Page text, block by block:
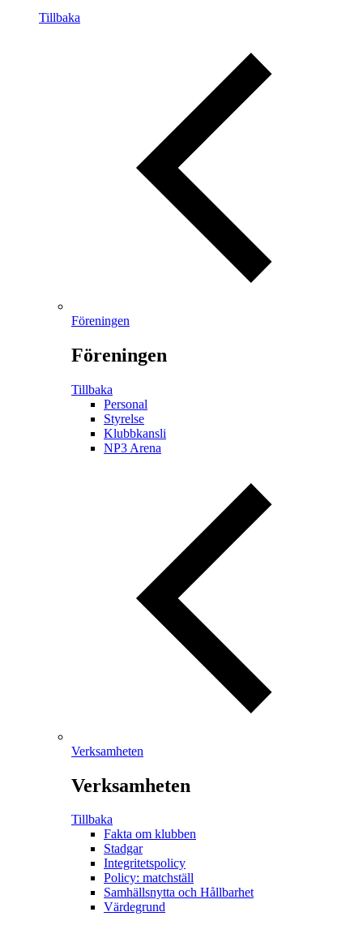
Tillbaka
Föreningen
Föreningen
Tillbaka
Personal
Styrelse
Klubbkansli
NP3 Arena
Verksamheten
Verksamheten
Tillbaka
Fakta om klubben
Stadgar
Integritetspolicy
Policy: matchställ
Samhällsnytta och Hållbarhet
Värdegrund